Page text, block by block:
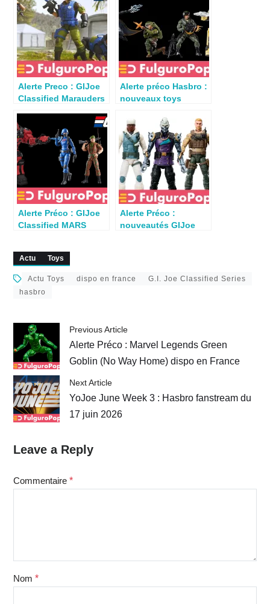
Alerte Preco : GIJoe
Classified Marauders
Junkyard dispo en
France
Alerte préco Hasbro :
nouveaux toys
Transformers dispo
en France
Alerte Préco : GIJoe
Classified MARS
& Falcon dispo en
France
Alerte Préco :
nouveautés GIJoe
Actu Toys
Actu Toys dispo en france
G.I. Joe Classified Series
hasbro
Previous Article
Alerte Préco : Marvel Legends Green
Goblin (No Way Home) dispo en France
Next Article
YoJoe June Week 3 : Hasbro fanstream du
17 juin 2026
Leave a Reply
Commentaire *
Nom *